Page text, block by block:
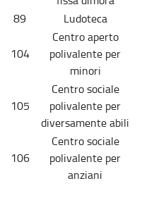
89 Ludoteca
104
Centro aperto
polivalente per
minori
105
Centro sociale
polivalente per
diversamente abili
106
Centro sociale
polivalente per
anziani